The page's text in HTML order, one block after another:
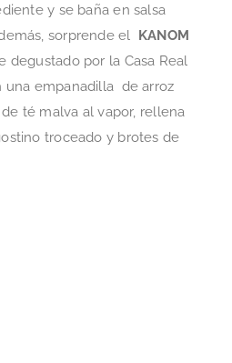
y se baña en salsa
sorprende el KANOM
degustado por la Casa Real
una empanadilla de arroz
té malva al vapor, rellena
troceado y brotes de